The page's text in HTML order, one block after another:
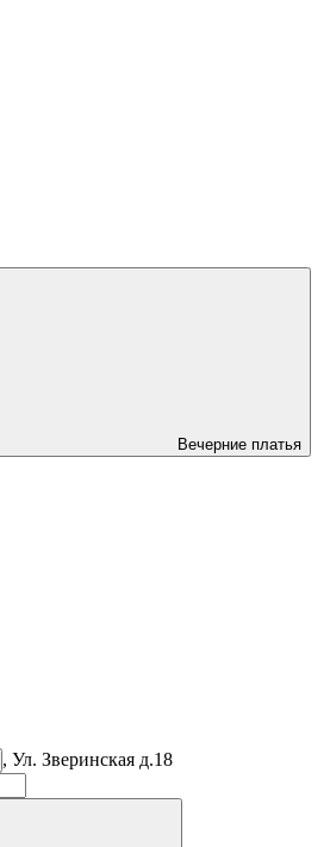
Вечерние платья
, Ул. Зверинская д.18